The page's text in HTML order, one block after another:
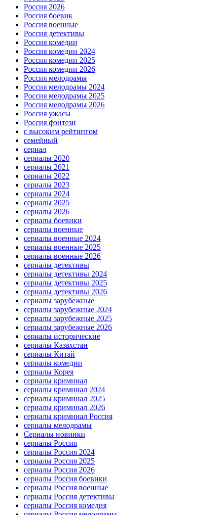
Россия 2026
Россия боевик
Россия военные
Россия детективы
Россия комедии
Россия комедии 2024
Россия комедии 2025
Россия комедии 2026
Россия мелодрамы
Россия мелодрамы 2024
Россия мелодрамы 2025
Россия мелодрамы 2026
Россия ужасы
Россия фэнтези
с высоким рейтингом
семейный
сериал
сериалы 2020
сериалы 2021
сериалы 2022
сериалы 2023
сериалы 2024
сериалы 2025
сериалы 2026
сериалы боевики
сериалы военные
сериалы военные 2024
сериалы военные 2025
сериалы военные 2026
сериалы детективы
сериалы детективы 2024
сериалы детективы 2025
сериалы детективы 2026
сериалы зарубежные
сериалы зарубежные 2024
сериалы зарубежные 2025
сериалы зарубежные 2026
сериалы исторические
сериалы Казахстан
сериалы Китай
сериалы комедии
сериалы Корея
сериалы криминал
сериалы криминал 2024
сериалы криминал 2025
сериалы криминал 2026
сериалы криминал Россия
сериалы мелодрамы
Сериалы новинки
сериалы Россия
сериалы Россия 2024
сериалы Россия 2025
сериалы Россия 2026
сериалы Россия боевики
сериалы Россия военные
сериалы Россия детективы
сериалы Россия комедия